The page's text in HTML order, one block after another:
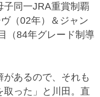
子同一JRA重賞制覇
（02年）＆ジャン
（84年グレード制導
あるので、それも
った」と川田。直